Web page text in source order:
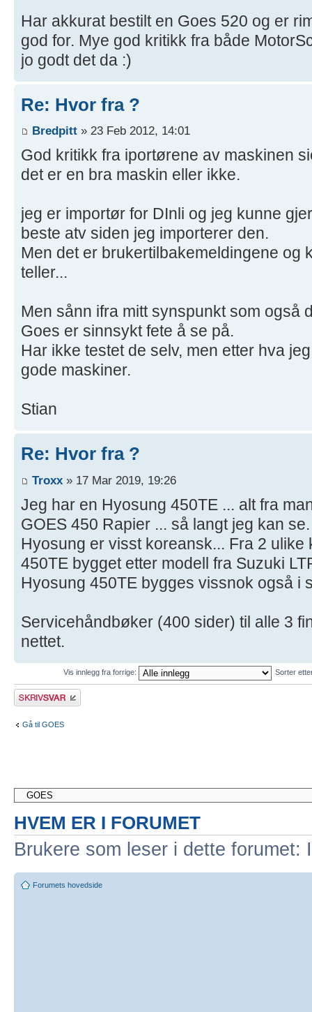
Har akkurat bestilt en Goes 520 og er
god for. Mye god kritikk fra både
jo godt det da :)
Re: Hvor fra ?
Bredpitt » 23 Feb 2012, 14:01
God kritikk fra iportørene av maskinen
det er en bra maskin eller ikke.
jeg er importør for DInli og jeg kunne
beste atv siden jeg importerer den.
Men det er brukertilbakemeldingene og
teller...
Men sånn ifra mitt synspunkt som også
Goes er sinnsykt fete å se på.
Har ikke testet de selv, men etter hva
gode maskiner.
Stian
Re: Hvor fra ?
Troxx » 17 Mar 2019, 19:26
Jeg har en Hyosung 450TE ... alt fra
GOES 450 Rapier ... så langt jeg kan se.
Hyosung er visst koreansk... Fra 2 ulike
450TE bygget etter modell fra Suzuki
Hyosung 450TE bygges vissnok også i
Servicehåndbøker (400 sider) til alle 3
nettet.
Vis innlegg fra forrige: Sorter
Skriv et svar
Gå til GOES
HVEM ER I FORUMET
Brukere som leser i dette
Forumets hovedside